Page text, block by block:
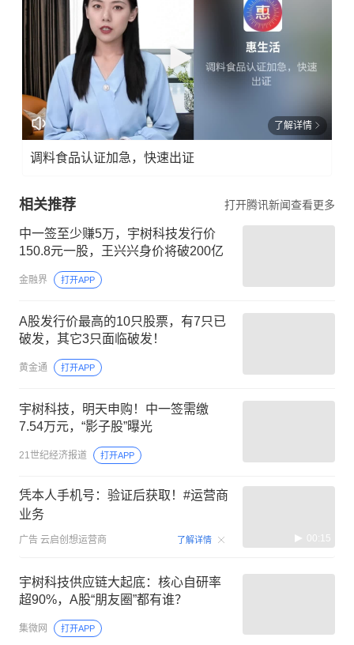
了解详情
调料食品认证加急，快速出证
相关推荐 打开腾讯新闻查看更多
中一签至少赚5万，宇树科技发行价
150.8元一股，王兴兴身价将破200亿
金融界 打开APP
A股发行价最高的10只股票，有7只已
破发，其它3只面临破发！
黄金通 打开APP
宇树科技，明天申购！中一签需缴
7.54万元，“影子股”曝光
21世纪经济报道 打开APP
凭本人手机号：验证后获取！#运营商
业务
广告 云启创想运营商 了解详情 00:15
宇树科技供应链大起底：核心自研率
超90%，A股“朋友圈”都有谁？
集微网 打开APP